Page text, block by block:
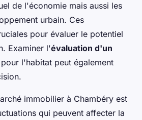
de l'économie mais aussi les
urbain. Ces
pour évaluer le potentiel
Examiner l'évaluation d'un
l'habitat peut également
immobilier à Chambéry est
qui peuvent affecter la